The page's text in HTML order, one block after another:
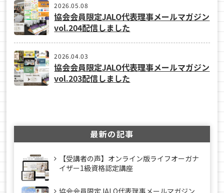
2026.05.08
協会会員限定JALO代表理事メールマガジン
vol.204配信しました
2026.04.03
協会会員限定JALO代表理事メールマガジン
vol.203配信しました
最新の記事
【受講者の声】オンライン版ライフオーガナ
イザー1級資格認定講座
協会会員限定JALO代表理事メールマガジン